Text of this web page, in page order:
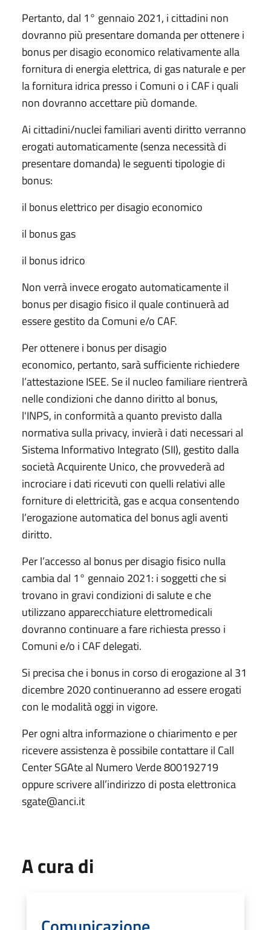
Pertanto, dal 1° gennaio 2021, i cittadini non
dovranno più presentare domanda per ottenere i
bonus per disagio economico relativamente alla
fornitura di energia elettrica, di gas naturale e per
la fornitura idrica presso i Comuni o i CAF i quali
non dovranno accettare più domande.
Ai cittadini/nuclei familiari aventi diritto verranno
erogati automaticamente (senza necessità di
presentare domanda) le seguenti tipologie di
bonus:
il bonus elettrico per disagio economico
il bonus gas
il bonus idrico
Non verrà invece erogato automaticamente il
bonus per disagio fisico il quale continuerà ad
essere gestito da Comuni e/o CAF.
Per ottenere i bonus per disagio
economico, pertanto, sarà sufficiente richiedere
l’attestazione ISEE. Se il nucleo familiare rientrerà
nelle condizioni che danno diritto al bonus,
l'INPS, in conformità a quanto previsto dalla
normativa sulla privacy, invierà i dati necessari al
Sistema Informativo Integrato (SII), gestito dalla
società Acquirente Unico, che provvederà ad
incrociare i dati ricevuti con quelli relativi alle
forniture di elettricità, gas e acqua consentendo
l’erogazione automatica del bonus agli aventi
diritto.
Per l’accesso al bonus per disagio fisico nulla
cambia dal 1° gennaio 2021: i soggetti che si
trovano in gravi condizioni di salute e che
utilizzano apparecchiature elettromedicali
dovranno continuare a fare richiesta presso i
Comuni e/o i CAF delegati.
Si precisa che i bonus in corso di erogazione al 31
dicembre 2020 continueranno ad essere erogati
con le modalità oggi in vigore.
Per ogni altra informazione o chiarimento e per
ricevere assistenza è possibile contattare il Call
Center SGAte al Numero Verde 800192719
oppure scrivere all’indirizzo di posta elettronica
sgate@anci.it
A cura di